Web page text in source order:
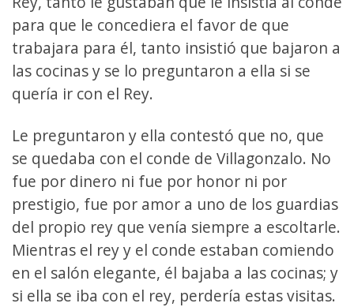
para que le concediera el favor de que
trabajara para él, tanto insistió que bajaron a
las cocinas y se lo preguntaron a ella si se
quería ir con el Rey.
Le preguntaron y ella contestó que no, que
se quedaba con el conde de Villagonzalo. No
fue por dinero ni fue por honor ni por
prestigio, fue por amor a uno de los guardias
del propio rey que venía siempre a escoltarle.
Mientras el rey y el conde estaban comiendo
en el salón elegante, él bajaba a las cocinas; y
si ella se iba con el rey, perdería estas visitas.